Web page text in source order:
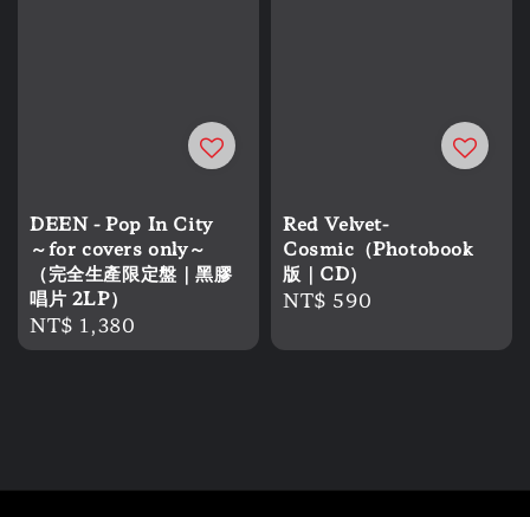
DEEN - Pop In City
～for covers only～
（完全生產限定盤｜黑膠
唱片 2LP）
Regular
price
NT$ 1,380
Red Velvet-
Cosmic（Photobook
版｜CD）
Regular
NT$ 590